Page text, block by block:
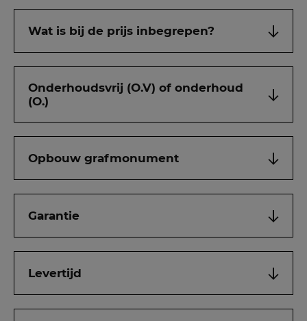
Wat is bij de prijs inbegrepen?
Onderhoudsvrij (O.V) of onderhoud
(O.)
Opbouw grafmonument
Garantie
Levertijd